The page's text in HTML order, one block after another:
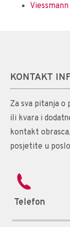
KONTAKT
Za sva pitanja o
ili kvara i
kontakt
posjetite u
Telefon